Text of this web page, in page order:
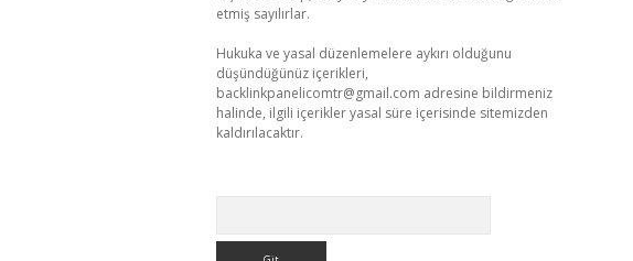
etmiş sayılırlar.
Hukuka ve yasal düzenlemelere aykırı olduğunu
düşündüğünüz içerikleri,
backlinkpanelicomtr@gmail.com adresine bildirmeniz
halinde, ilgili içerikler yasal süre içerisinde sitemizden
kaldırılacaktır.